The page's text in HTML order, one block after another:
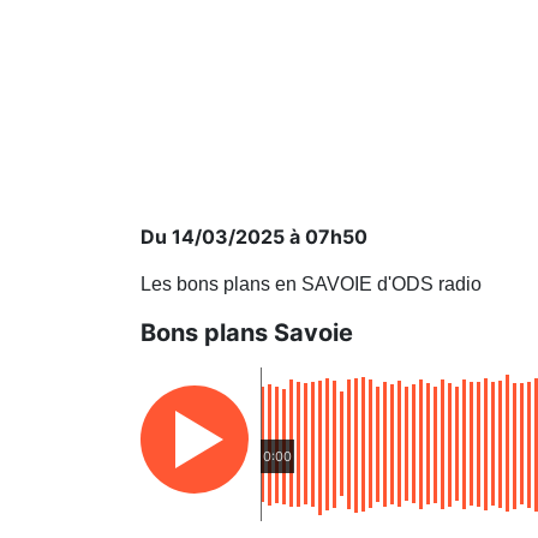
Du 14/03/2025 à 07h50
Les bons plans en SAVOIE d'ODS radio
Bons plans Savoie
0:00